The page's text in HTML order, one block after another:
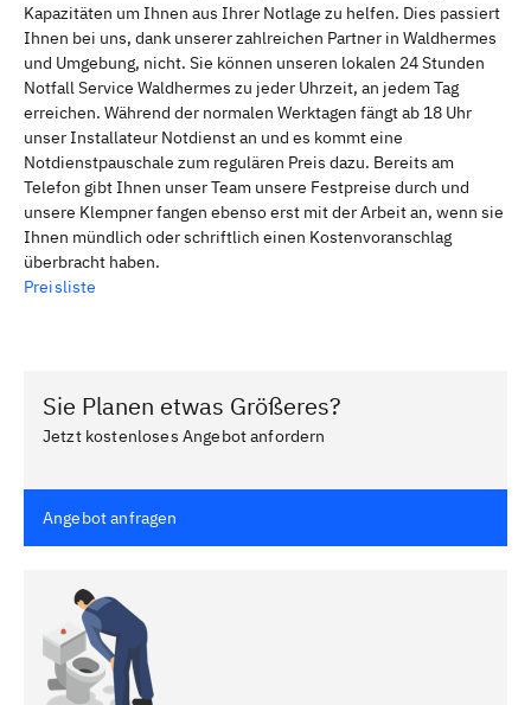
Kapazitäten um Ihnen aus Ihrer Notlage zu helfen. Dies passiert
Ihnen bei uns, dank unserer zahlreichen Partner in Waldhermes
und Umgebung, nicht. Sie können unseren lokalen 24 Stunden
Notfall Service Waldhermes zu jeder Uhrzeit, an jedem Tag
erreichen. Während der normalen Werktagen fängt ab 18 Uhr
unser Installateur Notdienst an und es kommt eine
Notdienstpauschale zum regulären Preis dazu. Bereits am
Telefon gibt Ihnen unser Team unsere Festpreise durch und
unsere Klempner fangen ebenso erst mit der Arbeit an, wenn sie
Ihnen mündlich oder schriftlich einen Kostenvoranschlag
überbracht haben.
Preisliste
Sie Planen etwas Größeres?
Jetzt kostenloses Angebot anfordern
Angebot anfragen